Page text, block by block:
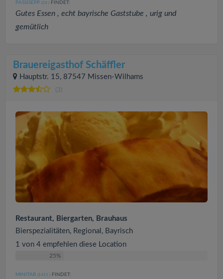
PASSISEPP (24 ) FINDET:
Gutes Essen , echt bayrische Gaststube , urig und
gemütlich
Brauereigasthof Schäffler
Hauptstr. 15, 87547 Missen-Wilhams
(3)
Restaurant, Biergarten, Brauhaus
Bierspezialitäten, Regional, Bayrisch
1 von 4 empfehlen diese Location
25%
MINITAR (1415 ) FINDET: